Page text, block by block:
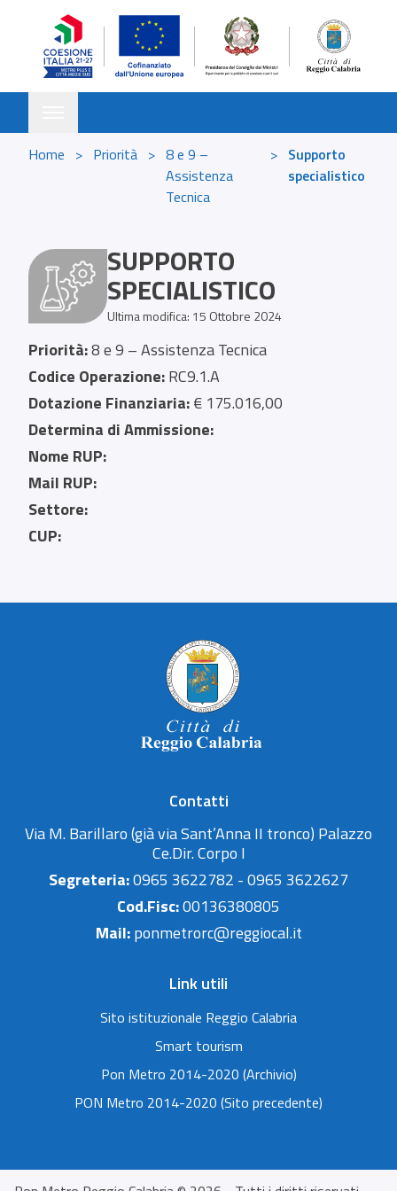
Skip to content
Home > Priorità > 8 e 9 –
Assistenza
Tecnica
> Supporto
specialistico
SUPPORTO
SPECIALISTICO
Ultima modifica: 15 Ottobre 2024
Priorità:8 e 9 – Assistenza Tecnica
Codice Operazione:RC9.1.A
Dotazione Finanziaria:€ 175.016,00
Determina di Ammissione:
Nome RUP:
Mail RUP:
Settore:
CUP:
Contatti
Via M. Barillaro (già via Sant’Anna II tronco) Palazzo
Ce.Dir. Corpo I
Segreteria:0965 3622782 - 0965 3622627
Cod.Fisc:00136380805
Mail: ponmetrorc@reggiocal.it
Link utili
Sito istituzionale Reggio Calabria
Smart tourism
Pon Metro 2014-2020 (Archivio)
PON Metro 2014-2020 (Sito precedente)